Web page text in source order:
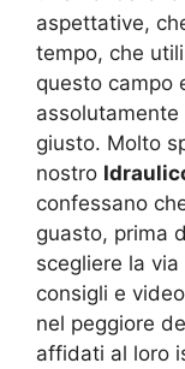
aspettative,
tempo, che
questo campo
giusto. Molto
nostro
confessano
guasto, prima
scegliere la
consigli e
nel peggiore
affidati al loro